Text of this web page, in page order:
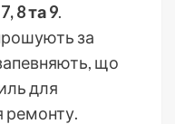
8 та 9.
за
що
для
ремонту.